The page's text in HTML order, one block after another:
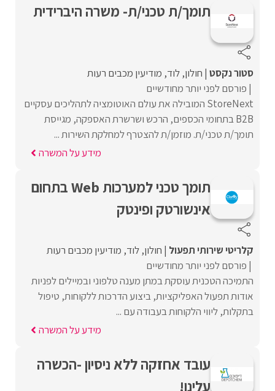
תומך/ת טכני/ת- משרה היברידית
סטור נקסט חולון לוד מודיעין מכבים רעות
פורסם לפני יותר מחודשיים
StoreNext המובילה את עולם האוטומציה לתהליכים עסקיים
B2B בתחומי הכספים, הרכש ושרשרת האספקה, מגייסת
תומך/ת טכני/ת. מוזמן/ת להצטרף למחלקת השירות ...
מידע על המשרה
תומך טכני למערכות Web בתחום
אינשורטק ופינטק
קלריטי שירותי תפעול חולון לוד מודיעין מכבים רעות
פורסם לפני יותר מחודשיים
התמיכה הטכנית עוסקת במתן מענה טלפוני ובמיילים לפניות
אודות תפעול האפליקציות, ביצוע הדרכות ללקוחות, טיפול
בתקלות, ליווי הלקוחות בעבודה עם ...
מידע על המשרה
עובד אחזקה ללא ניסיון -הכשרה
עלינו!